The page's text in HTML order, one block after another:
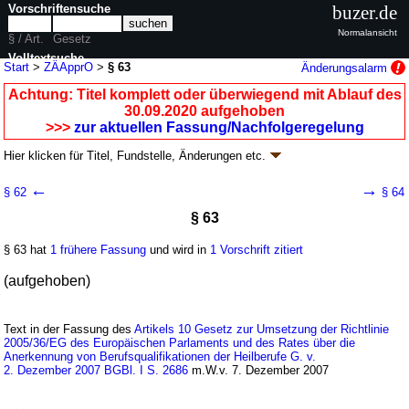
Start >ZÄApprO >§ 63 Änderungsalarm
Achtung: Titel komplett oder überwiegend mit Ablauf des
30.09.2020 aufgehoben
>>> zur aktuellen Fassung/Nachfolgeregelung
Hier klicken fürTitel, Fundstelle, Änderungen etc.
(ZÄApprO
; zuletzt geändert durch
BGBl. I S. 933
9 weitere Fassungen
§ 62 ← → § 64
§ 63
§ 63 hat 1 frühere Fassung und wird in 1 Vorschrift zitiert
(aufgehoben)
Text in der Fassung desArtikels 10 Gesetz zur Umsetzung der Richtlinie
2005/36/EG des Europäischen Parlaments und des Rates über die
Anerkennung von Berufsqualifikationen der Heilberufe G. v.
2. Dezember 2007 BGBl. I S. 2686 m.W.v. 7. Dezember 2007
Vorschriftensuche
§ / Art.
Gesetz
Volltextsuche
nur in ZÄApprO
buzer.de
Normalansicht